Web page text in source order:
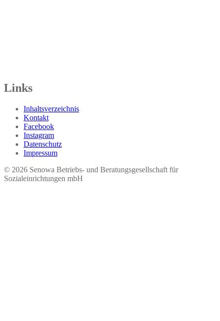
Links
Inhaltsverzeichnis
Kontakt
Facebook
Instagram
Datenschutz
Impressum
© 2026 Seno​wa Betriebs- und Beratungsgesellschaft für
Sozialeinrichtungen mbH